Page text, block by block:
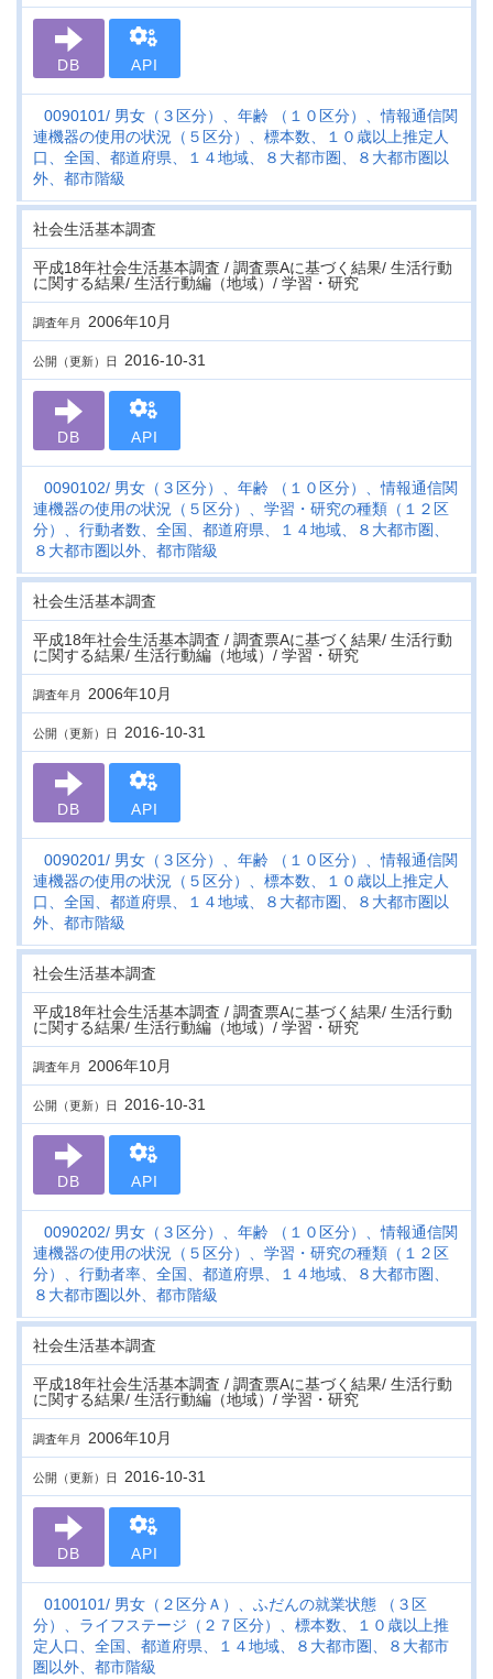
DB API
0090101 男女（３区分）、年齢 （１０区分）、情報通信関
連機器の使用の状況（５区分）、標本数、１０歳以上推定人
口、全国、都道府県、１４地域、８大都市圏、８大都市圏以
外、都市階級
社会生活基本調査
平成18年社会生活基本調査 / 調査票Aに基づく結果/ 生活行動
に関する結果/ 生活行動編（地域）/ 学習・研究
調査年月 2006年10月
公開（更新）日 2016-10-31
DB API
0090102
男女（３区分）、年齢 （１０区分）、情報通信関
連機器の使用の状況（５区分）、学習・研究の種類（１２区
分）、行動者数、全国、都道府県、１４地域、８大都市圏、
８大都市圏以外、都市階級
社会生活基本調査
平成18年社会生活基本調査 / 調査票Aに基づく結果/ 生活行動
に関する結果/ 生活行動編（地域）/ 学習・研究
調査年月 2006年10月
公開（更新）日 2016-10-31
DB API
0090201 男女（３区分）、年齢 （１０区分）、情報通信関
連機器の使用の状況（５区分）、標本数、１０歳以上推定人
口、全国、都道府県、１４地域、８大都市圏、８大都市圏以
外、都市階級
社会生活基本調査
平成18年社会生活基本調査 / 調査票Aに基づく結果/ 生活行動
に関する結果/ 生活行動編（地域）/ 学習・研究
調査年月 2006年10月
公開（更新）日 2016-10-31
DB API
0090202
男女（３区分）、年齢 （１０区分）、情報通信関
連機器の使用の状況（５区分）、学習・研究の種類（１２区
分）、行動者率、全国、都道府県、１４地域、８大都市圏、
８大都市圏以外、都市階級
社会生活基本調査
平成18年社会生活基本調査 / 調査票Aに基づく結果/ 生活行動
に関する結果/ 生活行動編（地域）/ 学習・研究
調査年月 2006年10月
公開（更新）日 2016-10-31
DB API
0100101 男女（２区分Ａ）、ふだんの就業状態 （３区
分）、ライフステージ（２７区分）、標本数、１０歳以上推
定人口、全国、都道府県、１４地域、８大都市圏、８大都市
圏以外、都市階級